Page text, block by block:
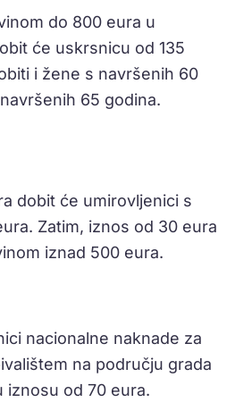
do 800 eura u
će uskrsnicu od 135
i žene s navršenih 60
65 godina.
dobit će umirovljenici s
Zatim, iznos od 30 eura
iznad 500 eura.
nacionalne naknade za
na području grada
iznosu od 70 eura.